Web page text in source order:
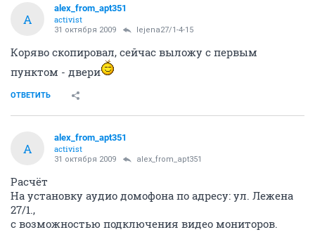
A
alex_from_apt351
activist
31 октября 2009 lejena27/1-4-15
Коряво скопировал, сейчас выложу с первым
пунктом - двери
ОТВЕТИТЬ
A
alex_from_apt351
activist
31 октября 2009 alex_from_apt351
Расчёт
На установку аудио домофона по адресу: ул. Лежена
27/1.,
с возможностью подключения видео мониторов.